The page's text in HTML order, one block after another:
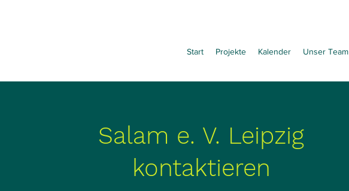
Start Projekte Kalender Unser Team
Salam e. V. Leipzig
kontaktieren